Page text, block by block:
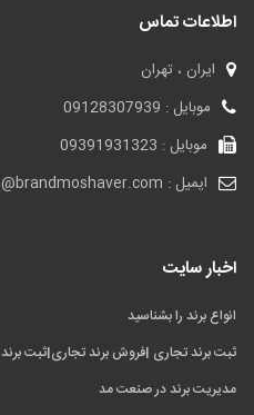
اطلاعات تماس
ایران ، تهران
موبایل : 09128307939
موبایل : 09391931323
ایمیل : info@brandmoshaver.com
اخبار سایت
انواع برند را بشناسید
ثبت برند تجاری |فروش برند تجاری|ثبت برند
مدیریت برند در صنعت مد